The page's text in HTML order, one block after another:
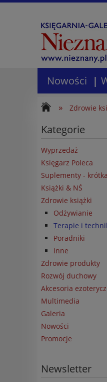
Nowości
» Zdrowie
Kategorie
Wyprzedaż
Księgarz Poleca
Suplementy -
Książki & NŚ
Zdrowie książki
Odżywianie
Terapie i
Poradniki
Inne
Zdrowie produkty
Rozwój duchowy
Akcesoria
Multimedia
Galeria
Nowości
Promocje
Newsletter